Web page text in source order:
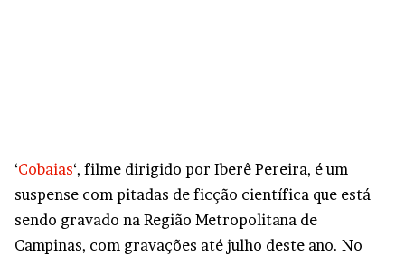
‘Cobaias‘, filme dirigido por Iberê Pereira, é um
suspense com pitadas de ficção científica que está
sendo gravado na Região Metropolitana de
Campinas, com gravações até julho deste ano. No